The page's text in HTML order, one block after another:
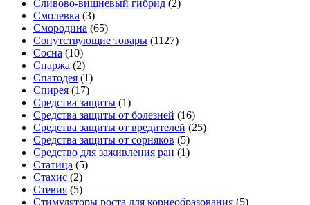
Сливово-вишневый гибрид (2)
Смолевка (3)
Смородина (65)
Сопутствующие товары (1127)
Сосна (10)
Спаржа (2)
Спатодея (1)
Спирея (17)
Средства защиты (1)
Средства защиты от болезней (16)
Средства защиты от вредителей (25)
Средства защиты от сорняков (5)
Средство для заживления ран (1)
Статица (5)
Стахис (2)
Стевия (5)
Стимуляторы роста для корнеобразования (5)